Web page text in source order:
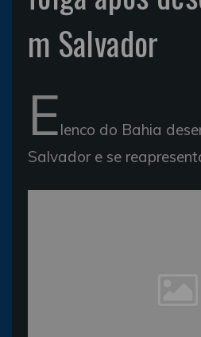
m Salvador
Elenco do Bahia
Salvador e se